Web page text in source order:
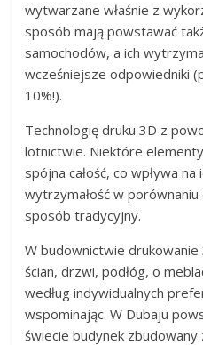
wytwarzane właśnie z
sposób mają powstawać
samochodów, a ich
wcześniejsze odpowiedniki
10%!).
Technologię druku 3D z
lotnictwie. Niektóre
spójna całość, co wpływa
wytrzymałość w
sposób tradycyjny.
W budownictwie
ścian, drzwi, podłóg, o
według indywidualnych
wspominając. W Dubaju
świecie budynek